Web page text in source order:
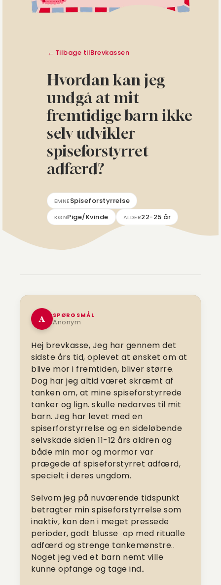
Tilbage tilBrevkassen
Hvordan kan jeg
undgå at mit
fremtidige barn ikke
selv udvikler
spiseforstyrret
adfærd?
EMNESpiseforstyrrelse
KØNPige/Kvinde ALDER22-25 år
A SPØRGSMÅL
Anonym
Hej brevkasse, Jeg har gennem det
sidste års tid, oplevet at ønsket om at
blive mor i fremtiden, bliver større.
Dog har jeg altid været skræmt af
tanken om, at mine spiseforstyrrede
tanker og lign. skulle nedarves til mit
barn. Jeg har levet med en
spiserforstyrrelse og en sideløbende
selvskade siden 11-12 års aldren og
både min mor og mormor var
prægede af spiseforstyrret adfærd,
specielt i deres ungdom.
Selvom jeg på nuværende tidspunkt
betragter min spiseforstyrrelse som
inaktiv, kan den i meget pressede
perioder, godt blusse op med ritualle
adfærd og strenge tankemønstre..
Noget jeg ved et barn nemt ville
kunne opfange og tage ind..